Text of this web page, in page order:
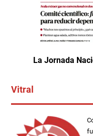
La Jornada
Vitral